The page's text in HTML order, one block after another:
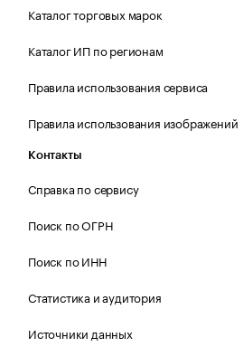
Каталог торговых марок
Каталог ИП по регионам
Правила использования сервиса
Правила использования изображений
Контакты
Справка по сервису
Поиск по ОГРН
Поиск по ИНН
Статистика и аудитория
Источники данных